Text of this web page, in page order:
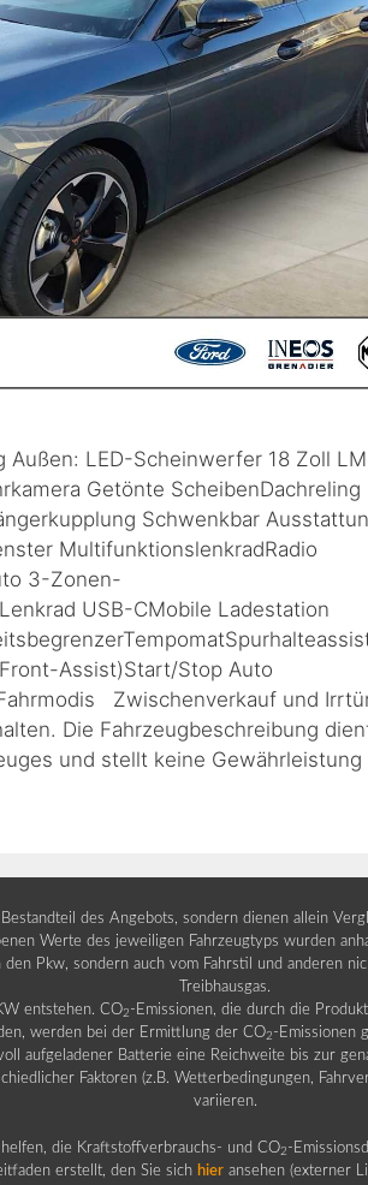
LED-Scheinwerfer 18 Zoll
Getönte ScheibenDachreling
Schwenkbar
MultifunktionslenkradRadio
3-Zonen-
USB-CMobile Ladestation
Assist)Start/Stop Auto
Zwischenverkauf und
Die Fahrzeugbeschreibung
und stellt keine Gewährleistung
des Angebots, sondern dienen allein
Werte des jeweiligen Fahrzeugtyps wurden
Pkw, sondern auch vom Fahrstil und anderen
Treibhausgas.
entstehen. CO2 -Emissionen, die durch die
werden bei der Ermittlung der CO2 -Emissionen
aufgeladener Batterie eine Reichweite bis zur
Faktoren (z.B. Wetterbedingungen,
variieren.
die Kraftstoffverbrauchs- und CO2 -
erstellt, den Sie sich hier ansehen (externer